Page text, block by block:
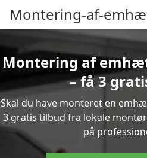
Montering-af-
Montering af
– få 3
Skal du have monteret en
3 gratis tilbud fra lokale
på